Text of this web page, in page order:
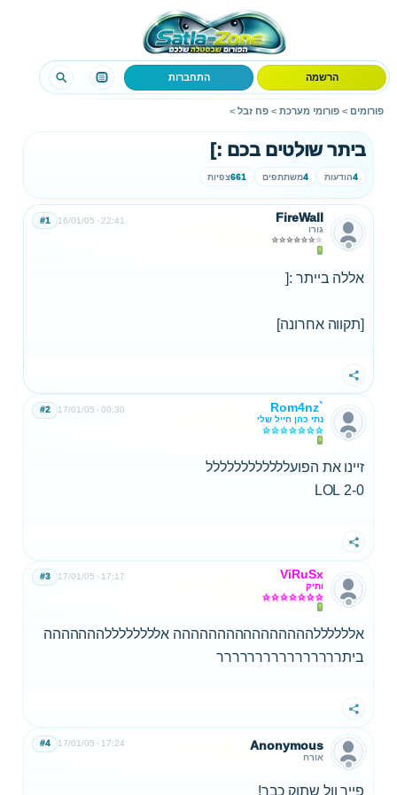
הרשמה התחברות
פורומים > פורומי מערכת > פח זבל >
ביתר שולטים בכם :]
4הודעות 4משתתפים 661צפיות
FireWall
גורו
16/01/05 22:41
#1
אללה בייתר :[
[תקווה אחרונה]
שתף
Rom4nz`
נתי כהן חייל שלי
17/01/05 00:30
#2
זיינו את הפועלללללללללללל
2-0 LOL
שתף
ViRuSx
ותיק
17/01/05 17:17
#3
אללללללהההההההההההההההה אללללללללההההההה
ביתרררררררררררררררר
שתף
Anonymous
אורח
17/01/05 17:24
#4
פייר וול שתוק כבר!